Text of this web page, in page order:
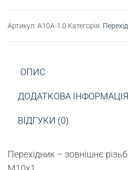
Артикул: A10A-1.0 Категорія:
ОПИС
ДОДАТКОВА ІНФОРМАЦІЯ
ВІДГУКИ (0)
Перехідник – зовнішнє